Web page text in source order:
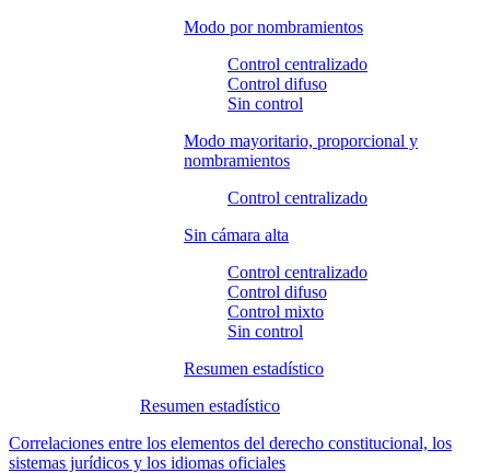
Modo por nombramientos
Control centralizado
Control difuso
Sin control
Modo mayoritario, proporcional y
nombramientos
Control centralizado
Sin cámara alta
Control centralizado
Control difuso
Control mixto
Sin control
Resumen estadístico
Resumen estadístico
Correlaciones entre los elementos del derecho constitucional, los
sistemas jurídicos y los idiomas oficiales